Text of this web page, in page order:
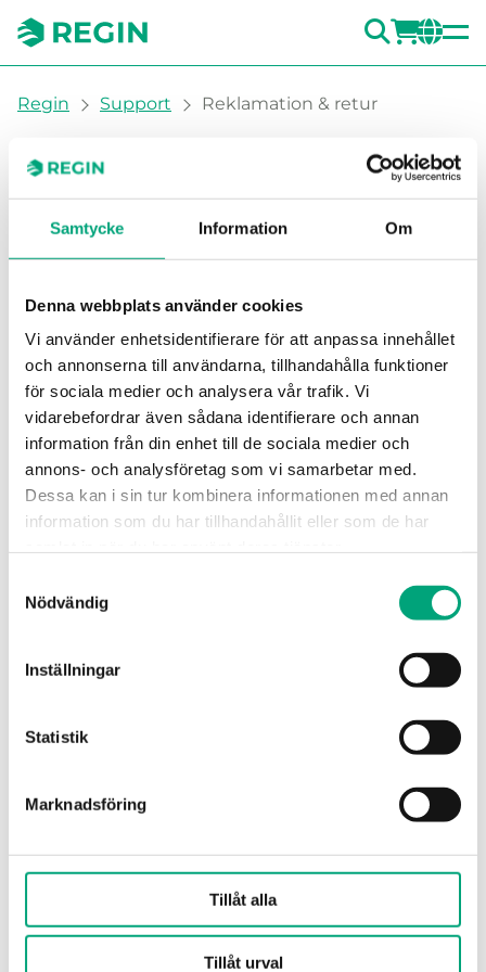
Samtycke Information Om
Denna webbplats använder cookies
Vi använder enhetsidentifierare för att anpassa innehållet
och annonserna till användarna, tillhandahålla funktioner
för sociala medier och analysera vår trafik. Vi
vidarebefordrar även sådana identifierare och annan
information från din enhet till de sociala medier och
annons- och analysföretag som vi samarbetar med.
Dessa kan i sin tur kombinera informationen med annan
information som du har tillhandahållit eller som de har
Nödvändig
Inställningar
Statistik
Marknadsföring
Tillåt alla
Tillåt urval
SÖK
You are here:
Regin Support Reklamation & retur
Reklamation & retur
Reklamation & retur
Skapa nytt ärende
Produktfel, transportskada eller liknande
Skapa nytt ärende